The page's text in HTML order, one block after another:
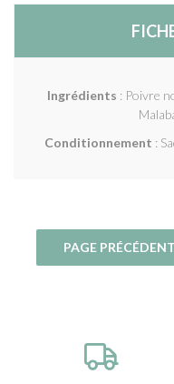
Ingrédients : Poivre
Conditionnement :